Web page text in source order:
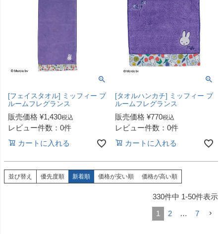
[フェイスタオル] ミッフィー ブ
ルームフレグランス
販売価格 ¥1,430税込
レビュー件数：0件
カートに入れる
[タオルハンカチ] ミッフィー ブ
ルームフレグランス
販売価格 ¥770税込
レビュー件数：0件
カートに入れる
並び替え 優先度順 新着順 価格が安い順 価格が高い順
330件中 1-50件表示
1
2 … 7